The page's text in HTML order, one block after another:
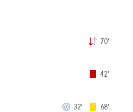
70'
42'
32' 68'